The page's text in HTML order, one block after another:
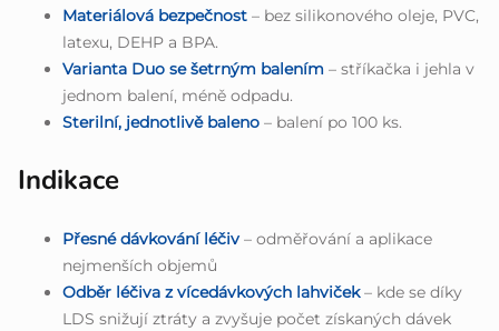
Materiálová bezpečnost – bez silikonového oleje, PVC,
latexu, DEHP a BPA.
Varianta Duo se šetrným balením – stříkačka i jehla v
jednom balení, méně odpadu.
Sterilní, jednotlivě baleno – balení po 100 ks.
Indikace
Přesné dávkování léčiv– odměřování a aplikace
nejmenších objemů
Odběr léčiva z vícedávkových lahviček– kde se díky
LDS snižují ztráty a zvyšuje počet získaných dávek